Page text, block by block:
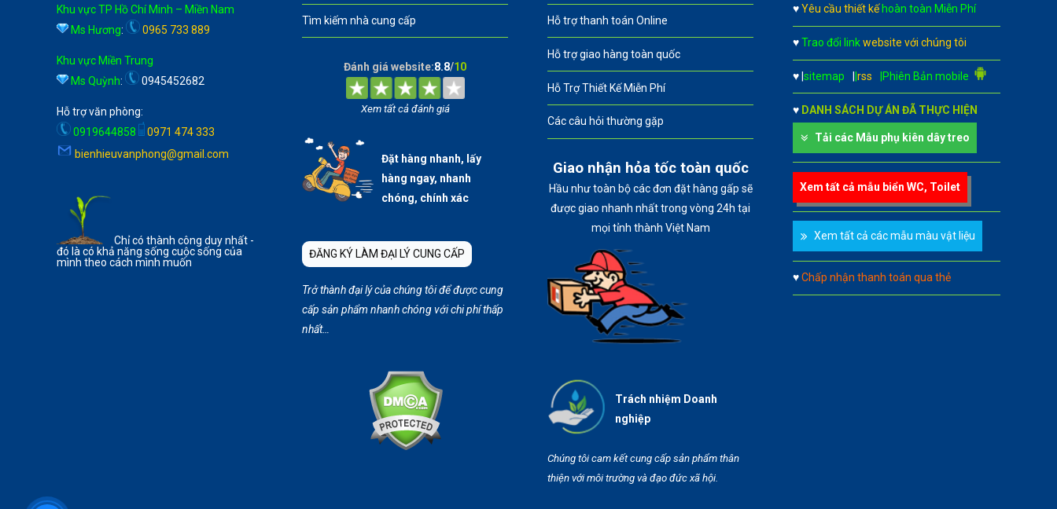
Khu vực TP Hồ Chí Minh – Miền Nam
Ms Hương: 0965 733 889
Khu vực Miền Trung
Ms Quỳnh: 0945452682
Hỗ trợ văn phòng:
0919644858
0971 474 333
bienhieuvanphong@gmail.com
Chỉ có thành công duy nhất -
đó là có khả năng sống cuộc sống của
mình theo cách mình muốn
Tìm kiếm nhà cung cấp
Đánh giá website:8.8/10
Xem tất cả đánh giá
Đặt hàng nhanh, lấy
hàng ngay, nhanh
chóng, chính xác
ĐĂNG KÝ LÀM ĐẠI LÝ CUNG CẤP
Trở thành đại lý của chúng tôi để được cung
cấp sản phẩm nhanh chóng với chi phí thấp
nhất…
Hỗ trợ thanh toán Online
Hỗ trợ giao hàng toàn quốc
Hỗ Trợ Thiết Kế Miễn Phí
Các câu hỏi thường gặp
Giao nhận hỏa tốc toàn quốc
Hầu như toàn bộ các đơn đặt hàng gấp sẽ
được giao nhanh nhất trong vòng 24h tại
mọi tỉnh thành Việt Nam
Trách nhiệm Doanh
nghiệp
Chúng tôi cam kết cung cấp sản phẩm thân
thiện với môi trường và đạo đức xã hội.
♥Yêu cầu thiết kế hoàn toàn Miễn Phí
♥Trao đổi linkwebsite với chúng tôi
♥ sitemap rss |Phiên Bản mobile
♥ DANH SÁCH DỰ ÁN ĐÃ THỰC HIỆN
Tải các Mẫu phụ kiên dây treo
Xem tất cả mẫu biển WC, Toilet
Xem tất cả các mẫu màu vật liệu
♥Chấp nhận thanh toán qua thẻ